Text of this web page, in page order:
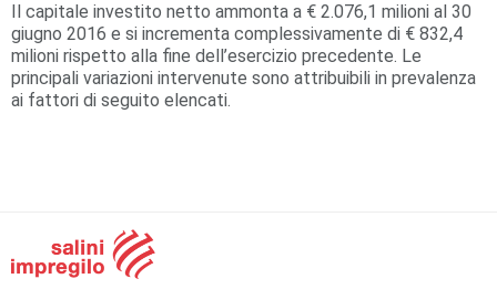
Il capitale investito netto ammonta a € 2.076,1 milioni al 30
giugno 2016 e si incrementa complessivamente di € 832,4
milioni rispetto alla fine dell’esercizio precedente. Le
principali variazioni intervenute sono attribuibili in prevalenza
ai fattori di seguito elencati.